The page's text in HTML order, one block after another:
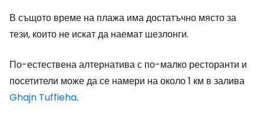
В същото време на плажа има достатъчно място за
тези, които не искат да наемат шезлонги.
По-естествена алтернатива с по-малко ресторанти и
посетители може да се намери на около 1 км в залива
Ghajn Tuffieha.